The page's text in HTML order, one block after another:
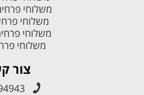
משלוחי
משלוחי
משלוחי
משלוחי
צור